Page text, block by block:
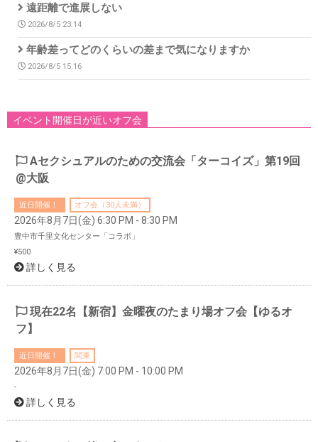
遠距離で進展しない
2026/8/5 23:14
年齢差ってどのくらいの差まで気になりますか
2026/8/5 15:16
イベント開催日が近いオフ会
Aセクシュアルのための交流会「ターコイズ」第19回
@大阪
近日開催！ オフ会（30人未満）
2026年8月7日(金) 6:30 PM - 8:30 PM
豊中市千里文化センター「コラボ」
¥500
詳しく見る
現在22名【新宿】金曜夜のたまり場オフ会【ゆるオ
フ】
近日開催！ 関東
2026年8月7日(金) 7:00 PM - 10:00 PM
-
詳しく見る